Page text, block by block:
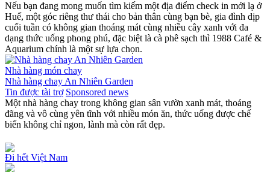
Nếu bạn đang mong muốn tìm kiếm một địa điểm check in mới lạ ở
Huế, một góc riêng thư thái cho bản thân cùng bạn bè, gia đình dịp
cuối tuần có không gian thoáng mát cùng nhiều cây xanh với đa
dạng thức uống phong phú, đặc biệt là cà phê sạch thì 1988 Café &
Aquarium chính là một sự lựa chọn.
Nhà hàng món chay
Nhà hàng chay An Nhiên Garden
Tin được tài trợ Sponsored news
Một nhà hàng chay trong không gian sân vườn xanh mát, thoáng
đãng và vô cùng yên tĩnh với nhiều món ăn, thức uống được chế
biến không chỉ ngon, lành mà còn rất đẹp.
Đi hết Việt Nam